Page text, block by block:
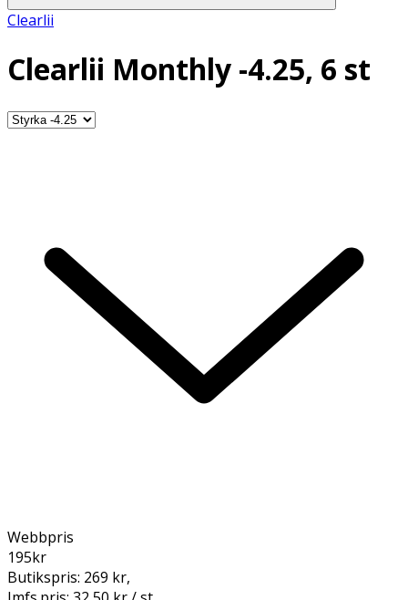
Clearlii
Clearlii Monthly -4.25, 6 st
Webbpris
195kr
Butikspris: 269 kr,